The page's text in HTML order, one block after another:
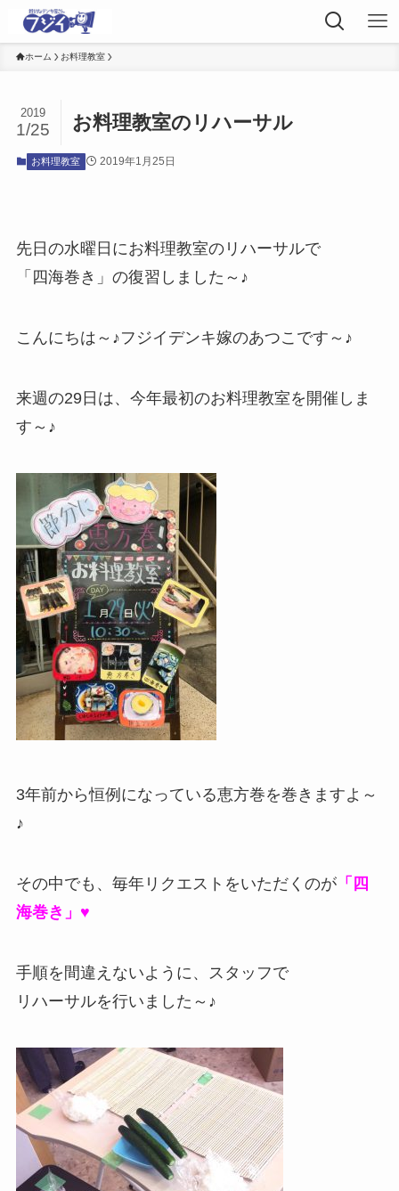
ホーム お料理教室
お料理教室のリハーサル
2019
1/25
お料理教室 2019年1月25日
先日の水曜日にお料理教室のリハーサルで
「四海巻き」の復習しました～♪
こんにちは～♪フジイデンキ嫁のあつこです～♪
来週の29日は、今年最初のお料理教室を開催しま
す～♪
3年前から恒例になっている恵方巻を巻きますよ～
♪
その中でも、毎年リクエストをいただくのが「四
海巻き」♥
手順を間違えないように、スタッフで
リハーサルを行いました～♪